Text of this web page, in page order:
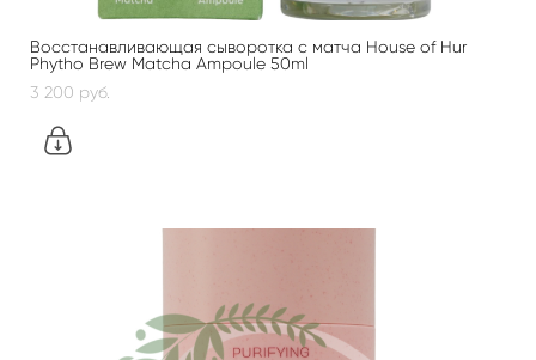
Восстанавливающая сыворотка с матча House of Hur
Phytho Brew Matcha Ampoule 50ml
3 200 pуб.